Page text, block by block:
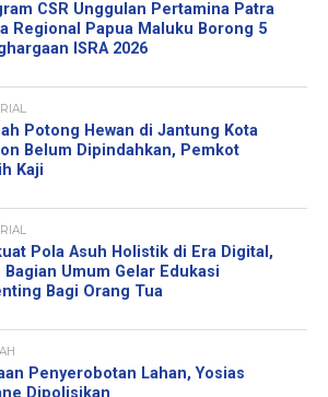
CSR Unggulan Pertamina Patra
Regional Papua Maluku Borong 5
ISRA 2026
Potong Hewan di Jantung Kota
Belum Dipindahkan, Pemkot
Kaji
Pola Asuh Holistik di Era Digital,
Bagian Umum Gelar Edukasi
Bagi Orang Tua
Penyerobotan Lahan, Yosias